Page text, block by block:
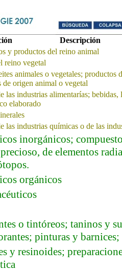
Descripción
y productos del reino animal
reino vegetal
animales o vegetales; productos
de origen animal o vegetal
las industrias alimentarías;
elaborado
las industrias químicas o de las
inorgánicos;
de elementos
orgánicos
o tintóreos; taninos y
pinturas y
y resinoides;